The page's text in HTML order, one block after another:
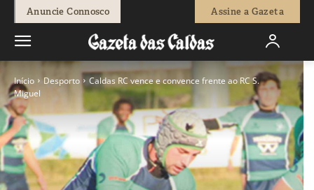
Anuncie Connosco Assine a Gazeta
Início Desporto
Caldas RC vence e convence frente ao RC S.
Miguel